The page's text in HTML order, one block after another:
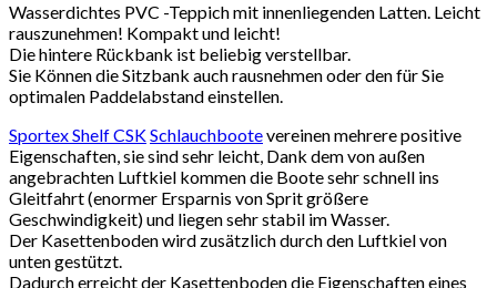
Wasserdichtes PVC -Teppich mit innenliegenden Latten. Leicht
rauszunehmen! Kompakt und leicht!
Die hintere Rückbank ist beliebig verstellbar.
Sie Können die Sitzbank auch rausnehmen oder den für Sie
optimalen Paddelabstand einstellen.
Sportex Shelf CSKSchlauchbootevereinen mehrere positive
Eigenschaften, sie sind sehr leicht, Dank dem von außen
angebrachten Luftkiel kommen die Boote sehr schnell ins
Gleitfahrt (enormer Ersparnis von Sprit größere
Geschwindigkeit) und liegen sehr stabil im Wasser.
Der Kasettenboden wird zusätzlich durch den Luftkiel von
unten gestützt.
Dadurch erreicht der Kasettenboden die Eigenschaften eines